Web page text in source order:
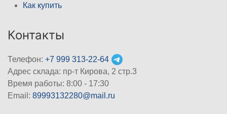
Как купить
Контакты
Телефон: +7 999 313-22-64
Адрес склада: пр-т Кирова, 2 стр.3
Время работы: 8:00 - 17:30
Email: 89993132280@mail.ru